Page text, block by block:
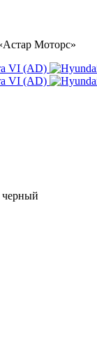
Моторс»
черный